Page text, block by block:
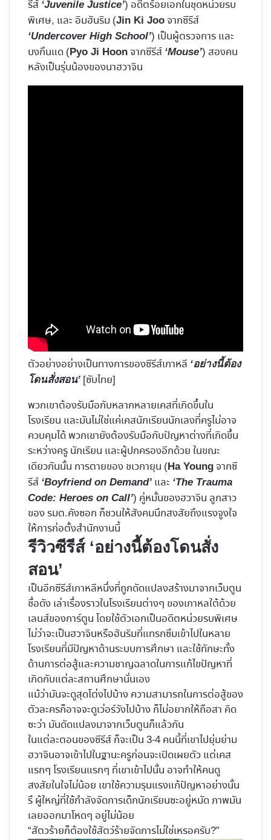
รีส์ ‘Juvenile Justice’) อดีตร้อยเอกในชุดหน่วยรบ
พิเศษ, และ อิมฮันริม (Jin Ki Joo จากซีรีส์
‘Undercover High School’) เป็นผู้ตรวจการ และ
บงกึนแด (Pyo Ji Hoon จากซีรีส์ ‘Mouse’) สองคน
หลังเป็นรุ่นน้องของนาฮวาจิน
ตัวอย่างอย่างเป็นทางการของซีรีส์เกาหลี ‘อย่างนี้ต้อง
โดนสั่งสอน’ [ซับไทย]
พวกเขาต้องรับมือกับหลากหลายเคสที่เกิดขึ้นใน
โรงเรียน และมันไม่ใช่แค่เคสนักเรียนนักเลงที่ครูไม่อาจ
ควบคุมได้ พวกเขายังต้องรับมือกับปัญหาต่างที่เกิดขึ้น
ระหว่างครู นักเรียน และผู้ปกครองอีกด้วย ในขณะ
เดียวกันนั้น การตายของ ชเวกายุน (Ha Young จากซี
รีส์ ‘Boyfriend on Demand’ และ ‘The Trauma
Code: Heroes on Call’) คู่หมั้นของฮวาจิน ลูกสาว
ของ รมต.คังซอก ก็ชวนให้สังคมนึกสงสัยถึงแรงจูงใจ
ให้การก่อตั้งสำนักงานนี้
รีวิวซีรีส์ ‘อย่างนี้ต้องโดนสั่ง
สอน’
เป็นอีกซีรีส์เกาหลีหนึ่งที่ถูกดัดแปลงสร้างมาจากเว็บตูน
ชื่อดัง เล่าเรื่องราวในโรงเรียนต่างๆ ของเกาหลใต้ด้วย
เลนส์ของการ์ตูน โดยใช้ตัวเอกเป็นอดีตหน่วยรบพิเศษ
ไม่ว่าจะเป็นฮวาจินหรือฮันริมที่แทรกซึมเข้าไปในหลาย
โรงเรียนที่มีปัญหาด้านระบบการศึกษา และใช้ทักษะทั้ง
ด้านการต่อสู้และความชาญฉลาดในการแก้ไขปัญหาที่
เกิดกับแต่ละสถานศึกษานั่นเอง
แม้ว่ามันจะดูสุดโต่งไปบ้าง ความสามารถในการต่อสู้ของ
ตัวละครก็อาจจะดูเว่อร์วังไปบ้าง ก็ไม่อยากให้ถือสา คิด
ซะว่า มันดัดแปลงมาจากเว็บตูนก็แล้วกัน
ในแต่ละตอนของซีรีส์ ก็จะเป็น 3-4 คนนี้ที่เขาไปยุ่มย่าม
ฮวาจินอาจเข้าไปในฐานะครูก่อนจะเปิดเผยตัว แต่เคส
แรกๆ โรงเรียนแรกๆ ที่เขาเข้าไปนั้น อาจทำให้คนดู
สงสัยในใจไม่น้อย เขาใช้ความรุนแรงแก้ปัญหาอย่างนั้น
รึ ผู้ใหญ่ที่ใช้กำลังจัดการเด็กนักเรียนซะอยู่หมัด ภาพมัน
เลยออกมาโหดๆ อยู่ไม่น้อย
“สัตวร้ายก็ต้องใช้สัตว์ร้ายจัดการไม่ใช่เหรอครับ?”